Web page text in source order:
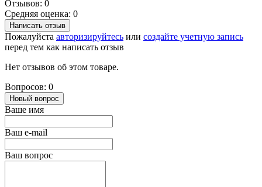
Отзывов: 0
Средняя оценка: 0
Написать отзыв
Пожалуйста авторизируйтесь или создайте учетную запись
перед тем как написать отзыв
Нет отзывов об этом товаре.
Вопросов: 0
Новый вопрос
Ваше имя
Ваш e-mail
Ваш вопрос